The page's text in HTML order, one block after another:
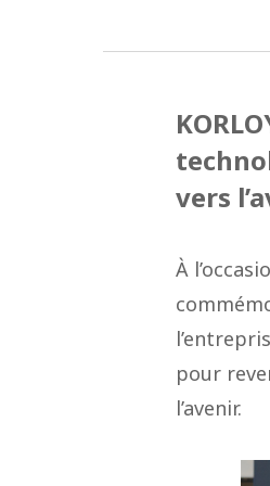
vers
À
pour
l’avenir.